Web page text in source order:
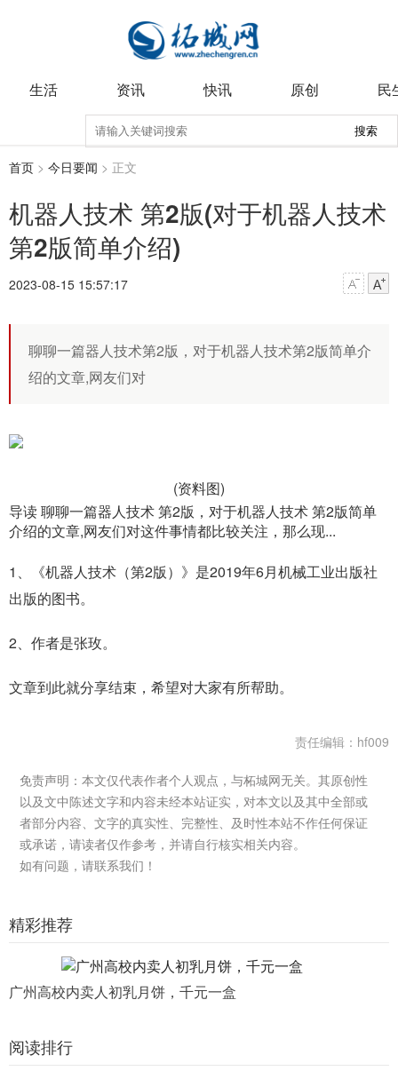
生活 资讯 快讯 原创 民
搜索
首页 > 今日要闻 > 正文
机器人技术 第2版(对于机器人技术
第2版简单介绍)
2023-08-15 15:57:17
聊聊一篇器人技术第2版，对于机器人技术第2版简单介
绍的文章,网友们对
(资料图)
导读 聊聊一篇器人技术 第2版，对于机器人技术 第2版简单
介绍的文章,网友们对这件事情都比较关注，那么现...
1、《机器人技术（第2版）》是2019年6月机械工业出版社
出版的图书。
2、作者是张玫。
文章到此就分享结束，希望对大家有所帮助。
责任编辑：hf009
免责声明：本文仅代表作者个人观点，与柘城网无关。其原创性
以及文中陈述文字和内容未经本站证实，对本文以及其中全部或
者部分内容、文字的真实性、完整性、及时性本站不作任何保证
或承诺，请读者仅作参考，并请自行核实相关内容。
如有问题，请联系我们！
精彩推荐
广州高校内卖人初乳月饼，千元一盒
阅读排行